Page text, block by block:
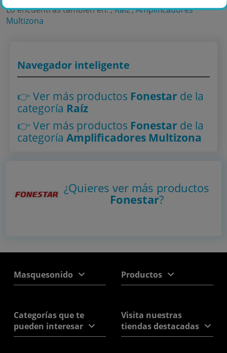
Lo encuentras también en: ,Raíz,Amplificadores
Multizona
Navegador inteligente
👉 Ver más productos Fonestar de la
categoría Raíz
👉 Ver más productos Fonestar de la
categoría Amplificadores Multizona
¿Quieres ver más productos
Fonestar?
Masquesonido Productos
Categorías que te
pueden interesar
Visita nuestras
tiendas destacadas